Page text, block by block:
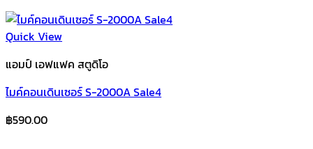
Quick View
แอมป์ เอฟแฟค สตูดิโอ
ไมค์คอนเดินเซอร์ S-2000A Sale4
฿590.00